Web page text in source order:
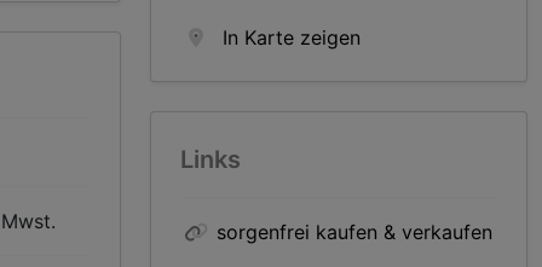
In Karte zeigen
Links
sorgenfrei kaufen & verkaufen